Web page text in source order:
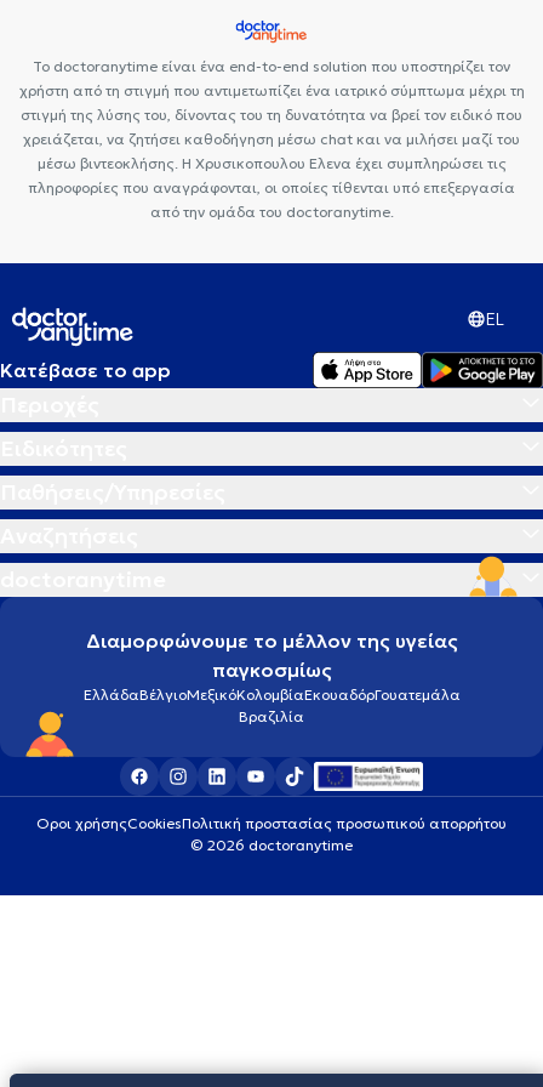
Το doctoranytime είναι ένα end-to-end solution που υποστηρίζει τον
χρήστη από τη στιγμή που αντιμετωπίζει ένα ιατρικό σύμπτωμα μέχρι τη
στιγμή της λύσης του, δίνοντας του τη δυνατότητα να βρεί τον ειδικό που
χρειάζεται, να ζητήσει καθοδήγηση μέσω chat και να μιλήσει μαζί του
μέσω βιντεοκλήσης. Η Χρυσικοπουλου Ελενα έχει συμπληρώσει τις
πληροφορίες που αναγράφονται, οι οποίες τίθενται υπό επεξεργασία
από την ομάδα του doctoranytime.
EL
Κατέβασε το app
Διαμορφώνουμε το μέλλον της υγείας
παγκοσμίως
ΕλλάδαΒέλγιοΜεξικόΚολομβίαΕκουαδόρΓουατεμάλα
Βραζιλία
Οροι χρήσηςCookiesΠολιτική προστασίας προσωπικού απορρήτου
© 2026 doctoranytime